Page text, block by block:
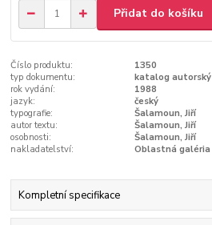
Přidat do košíku
Číslo produktu:
1350
typ dokumentu:
katalog autorský
rok vydání:
1988
jazyk:
český
typografie:
Šalamoun, Jiří
autor textu:
Šalamoun, Jiří
osobnosti:
Šalamoun, Jiří
nakladatelství:
Oblastná galéria
Kompletní specifikace